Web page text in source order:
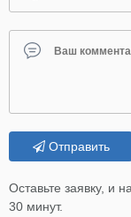
Отправить
Оставьте заявку, и
30 минут.